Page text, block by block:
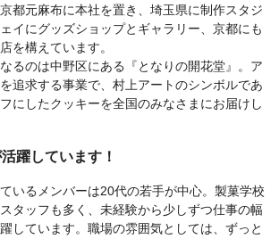
都元麻布に本社を置き、埼玉県に制作スタジ
イにグッズショップとギャラリー、京都にも
を構えています。
るのは中野区にある『となりの開花堂』。ア
追求する事業で、村上アートのシンボルであ
にしたクッキーを全国のみなさまにお届けし
躍しています！
いるメンバーは20代の若手が中心。製菓学校
タッフも多く、未経験から少しずつ仕事の幅
しています。職場の雰囲気としては、ずっと